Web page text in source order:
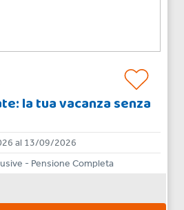
la tua vacanza senza
al 13/09/2026
- Pensione Completa